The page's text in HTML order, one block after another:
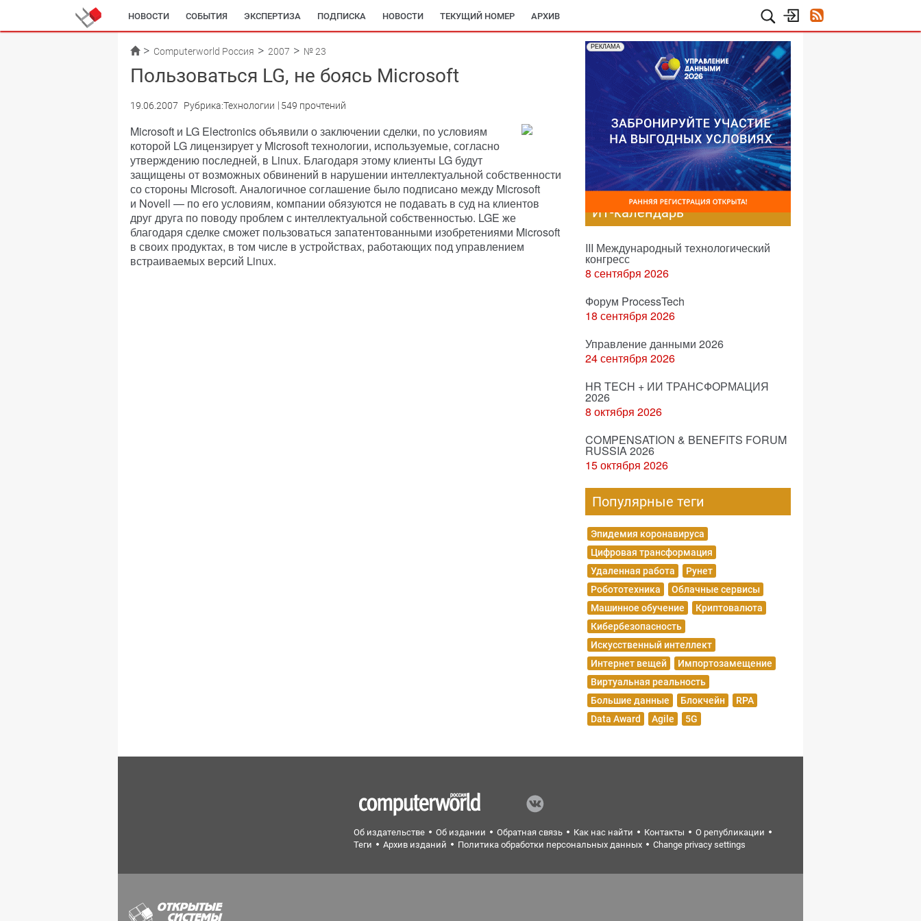
НОВОСТИ СОБЫТИЯ ЭКСПЕРТИЗА ПОДПИСКА НОВОСТИ ТЕКУЩИЙ НОМЕР АРХИВ
Computerworld Россия 2007 № 23
Пользоваться LG, не боясь Microsoft
19.06.2007 Рубрика:Технологии 549 прочтений
Microsoft и LG Electronics объявили о заключении сделки, по условиям
которой LG лицензирует у Microsoft технологии, используемые, согласно
утверждению последней, в Linux. Благодаря этому клиенты LG будут
защищены от возможных обвинений в нарушении интеллектуальной собственности
со стороны Microsoft. Аналогичное соглашение было подписано между Microsoft
и Novell — по его условиям, компании обязуются не подавать в суд на клиентов
друг друга по поводу проблем с интеллектуальной собственностью. LGE же
благодаря сделке сможет пользоваться запатентованными изобретениями Microsoft
в своих продуктах, в том числе в устройствах, работающих под управлением
встраиваемых версий Linux.
РЕКЛАМА
ИТ-календарь
III Международный технологический
конгресс
8 сентября 2026
Форум ProcessTech
18 сентября 2026
Управление данными 2026
24 сентября 2026
HR TECH + ИИ ТРАНСФОРМАЦИЯ
2026
8 октября 2026
COMPENSATION & BENEFITS FORUM
RUSSIA 2026
15 октября 2026
Популярные теги
Эпидемия коронавируса
Цифровая трансформация
Удаленная работа
Рунет
Робототехника
Облачные сервисы
Машинное обучение
Криптовалюта
Кибербезопасность
Искусственный интеллект
Интернет вещей
Импортозамещение
Виртуальная реальность
Большие данные
Блокчейн
RPA
Data Award
Agile 5G
Об издательстве Об издании Обратная связь Как нас найти Контакты
О републикации
Теги
Архив изданий Политика обработки персональных данных Change privacy settings